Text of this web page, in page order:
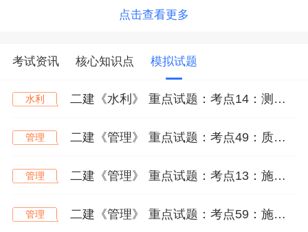
点击查看更多
考试资讯 核心知识点 模拟试题
水利 二建《水利》 重点试题：考点14：测量仪器的使用（★★）
管理 二建《管理》 重点试题：考点49：质量事故的分类与预防（★★★）
管理 二建《管理》 重点试题：考点13：施工项目目标动态控制（★★★）
管理 二建《管理》 重点试题：考点59：施工成本分析及基本方法（★★）